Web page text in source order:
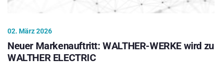
02. März 2026
Neuer Markenauftritt: WALTHER-WERKE wird zu
WALTHER ELECTRIC